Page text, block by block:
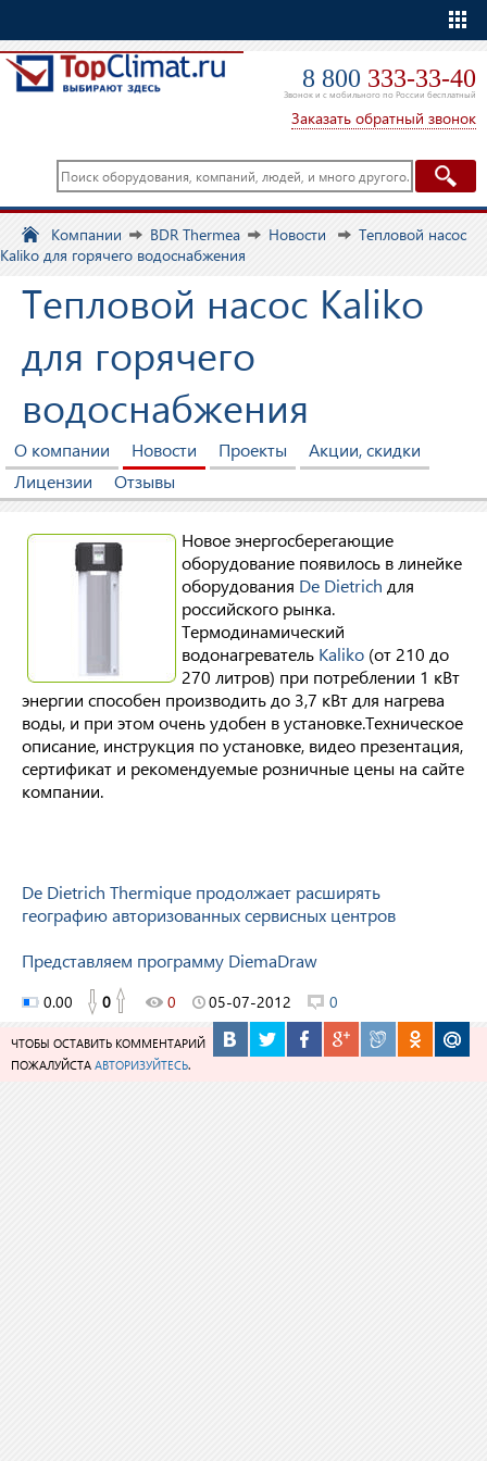
8 800 333-33-40
Звонок и с мобильного по России бесплатный
Заказать обратный звонок
Компании BDR Thermea Новости
Тепловой насос
Kaliko для горячего водоснабжения
Тепловой насос Kaliko
для горячего
водоснабжения
О компании Новости Проекты
Акции, скидки
Лицензии
Отзывы
Новое энергосберегающие
оборудование появилось в линейке
оборудования De Dietrich для
российского рынка.
Термодинамический
водонагреватель Kaliko (от 210 до
270 литров) при потреблении 1 кВт
энергии способен производить до 3,7 кВт для нагрева
воды, и при этом очень удобен в установке.Техническое
описание, инструкция по установке, видео презентация,
сертификат и рекомендуемые розничные цены на сайте
компании.
De Dietrich Thermique продолжает расширять
географию авторизованных сервисных центров
Представляем программу DiemaDraw
0.00 0 0 05-07-2012 0
ЧТОБЫ ОСТАВИТЬ КОММЕНТАРИЙ
ПОЖАЛУЙСТА АВТОРИЗУЙТЕСЬ.